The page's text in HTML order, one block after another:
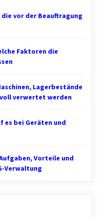
Den Überblick
Namensschild » für deine
die vor der Beauftragung
Faktoren die
Lagerbestände
verwertet werden
es bei Geräten und
Vorteile und
Verwaltung